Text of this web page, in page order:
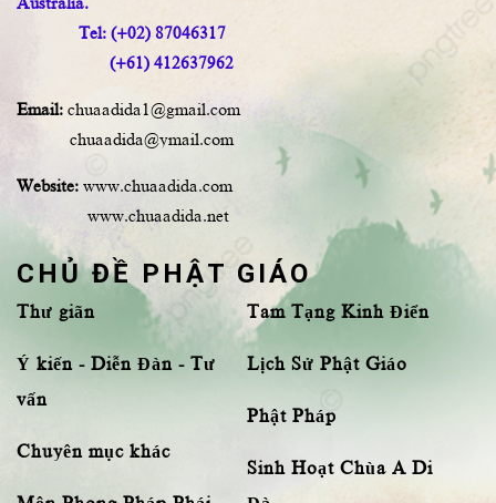
Tel: (+02) 87046317
(+61) 412637962
Email: chuaadida1@gmail.com
chuaadida@ymail.com
Website: www.chuaadida.com
www.chuaadida.net
CHỦ ĐỀ PHẬT GIÁO
Thư giãn
Ý kiến - Diễn Đàn - Tư
vấn
Chuyên mục khác
Tam Tạng Kinh Điển
Lịch Sử Phật Giáo
Phật Pháp
Sinh Hoạt Chùa A Di